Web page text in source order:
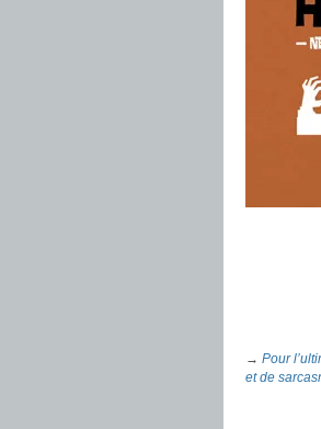
→ Pour
et de